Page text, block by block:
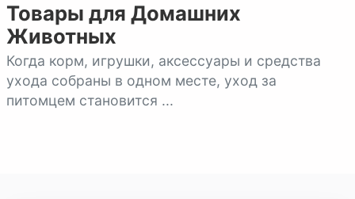
Товары для Домашних
Животных
Когда корм, игрушки, аксессуары и средства
ухода собраны в одном месте, уход за
питомцем становится ...